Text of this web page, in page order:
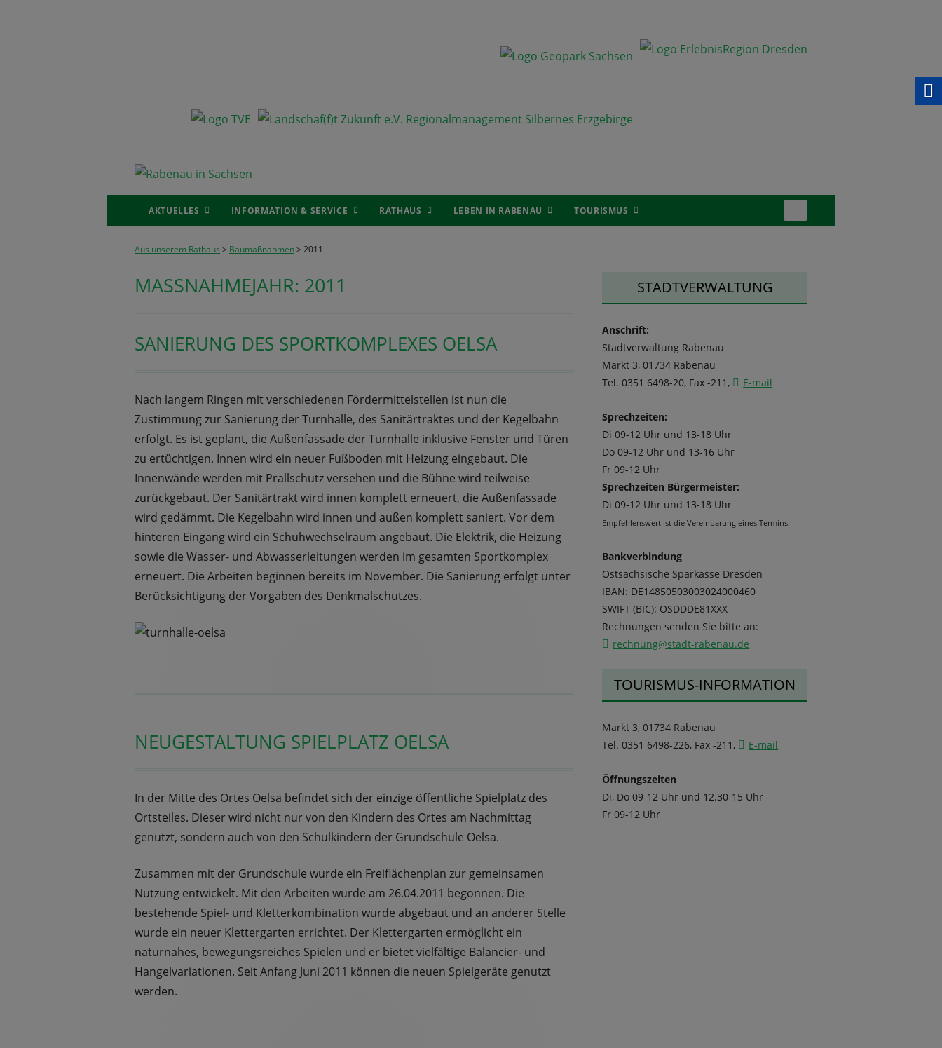
Primary
Menu
AKTUELLES INFORMATION & SERVICE RATHAUS LEBEN IN RABENAU TOURISMUS
Suchen
Breadcrumbnavigation
Aus unserem Rathaus > Baumaßnahmen> 2011
MASSNAHMEJAHR: 2011
SANIERUNG DES SPORTKOMPLEXES OELSA
Nach langem Ringen mit verschiedenen Fördermittelstellen ist nun die
Zustimmung zur Sanierung der Turnhalle, des Sanitärtraktes und der Kegelbahn
erfolgt. Es ist geplant, die Außenfassade der Turnhalle inklusive Fenster und Türen
zu ertüchtigen. Innen wird ein neuer Fußboden mit Heizung eingebaut. Die
Innenwände werden mit Prallschutz versehen und die Bühne wird teilweise
zurückgebaut. Der Sanitärtrakt wird innen komplett erneuert, die Außenfassade
wird gedämmt. Die Kegelbahn wird innen und außen komplett saniert. Vor dem
hinteren Eingang wird ein Schuhwechselraum angebaut. Die Elektrik, die Heizung
sowie die Wasser- und Abwasserleitungen werden im gesamten Sportkomplex
erneuert. Die Arbeiten beginnen bereits im November. Die Sanierung erfolgt unter
Berücksichtigung der Vorgaben des Denkmalschutzes.
NEUGESTALTUNG SPIELPLATZ OELSA
In der Mitte des Ortes Oelsa befindet sich der einzige öffentliche Spielplatz des
Ortsteiles. Dieser wird nicht nur von den Kindern des Ortes am Nachmittag
genutzt, sondern auch von den Schulkindern der Grundschule Oelsa.
Zusammen mit der Grundschule wurde ein Freiflächenplan zur gemeinsamen
Nutzung entwickelt. Mit den Arbeiten wurde am 26.04.2011 begonnen. Die
bestehende Spiel- und Kletterkombination wurde abgebaut und an anderer Stelle
wurde ein neuer Klettergarten errichtet. Der Klettergarten ermöglicht ein
naturnahes, bewegungsreiches Spielen und er bietet vielfältige Balancier- und
Hangelvariationen. Seit Anfang Juni 2011 können die neuen Spielgeräte genutzt
werden.
Haupt-STADTVERWALTUNG
Anschrift:
Stadtverwaltung Rabenau
Markt 3, 01734 Rabenau
Tel. 0351 6498-20, Fax -211,
E-mail
Sprechzeiten:
Di 09-12 Uhr und 13-18 Uhr
Do 09-12 Uhr und 13-16 Uhr
Fr 09-12 Uhr
Sprechzeiten Bürgermeister:
Di 09-12 Uhr und 13-18 Uhr
Empfehlenswert ist die Vereinbarung eines Termins.
Bankverbindung
Ostsächsische Sparkasse Dresden
IBAN: DE14850503003024000460
SWIFT (BIC): OSDDDE81XXX
Rechnungen senden Sie bitte an:
rechnung@stadt-rabenau.de
TOURISMUS-INFORMATION
Markt 3, 01734 Rabenau
Tel. 0351 6498-226, Fax -211,
E-mail
Öffnungszeiten
Di, Do 09-12 Uhr und 12.30-15 Uhr
Fr 09-12 Uhr